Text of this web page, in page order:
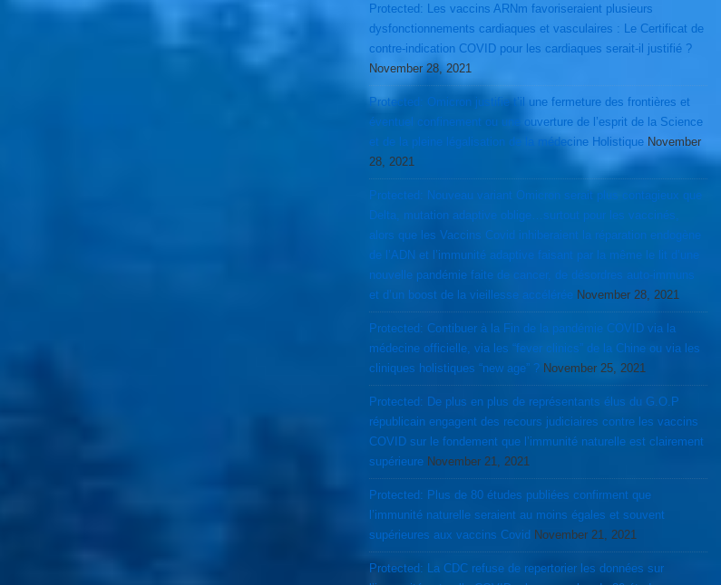
Protected: Les vaccins ARNm favoriseraient plusieurs
dysfonctionnements cardiaques et vasculaires : Le Certificat de
contre-indication COVID pour les cardiaques serait-il justifié ?
November 28, 2021
Protected: Omicron justifie t’il une fermeture des frontières et
éventuel confinement ou une ouverture de l’esprit de la Science
et de la pleine légalisation de la médecine Holistique November
28, 2021
Protected: Nouveau variant Omicron serait plus contagieux que
Delta, mutation adaptive oblige…surtout pour les vaccinés,
alors que les Vaccins Covid inhiberaient la réparation endogène
de l’ADN et l’immunité adaptive faisant par la même le lit d’une
nouvelle pandémie faite de cancer, de désordres auto-immuns
et d’un boost de la vieillesse accélérée November 28, 2021
Protected: Contibuer à la Fin de la pandémie COVID via la
médecine officielle, via les “fever clinics” de la Chine ou via les
cliniques holistiques “new age” ? November 25, 2021
Protected: De plus en plus de représentants élus du G.O.P
républicain engagent des recours judiciaires contre les vaccins
COVID sur le fondement que l’immunité naturelle est clairement
supérieure November 21, 2021
Protected: Plus de 80 études publiées confirment que
l’immunité naturelle seraient au moins égales et souvent
supérieures aux vaccins Covid November 21, 2021
Protected: La CDC refuse de repertorier les données sur